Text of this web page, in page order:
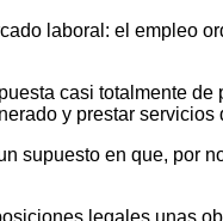
laboral: el empleo
casi totalmente
y prestar
supuesto en que, por
legales unas